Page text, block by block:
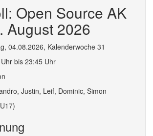
Open Source AK
August 2026
04.08.2026, Kalenderwoche 31
bis 23:45 Uhr
Justin, Leif, Dominic, Simon